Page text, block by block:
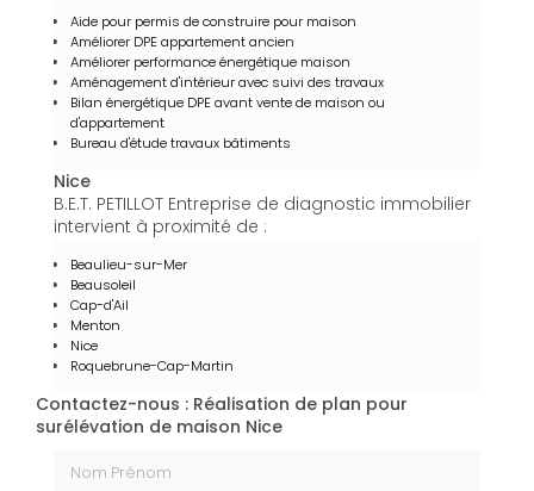
Aide pour permis de construire pour maison
Améliorer DPE appartement ancien
Améliorer performance énergétique maison
Aménagement d'intérieur avec suivi des travaux
Bilan énergétique DPE avant vente de maison ou
d'appartement
Bureau d'étude travaux bâtiments
Nice
B.E.T. PETILLOT Entreprise de diagnostic immobilier
intervient à proximité de :
Beaulieu-sur-Mer
Beausoleil
Cap-d'Ail
Menton
Nice
Roquebrune-Cap-Martin
Contactez-nous : Réalisation de plan pour
surélévation de maison Nice